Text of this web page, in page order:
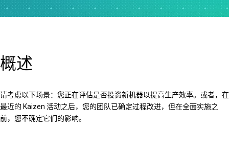
概述
请考虑以下场景：您正在评估是否投资新机器以提高生产效率。或者，在
最近的 Kaizen 活动之后，您的团队已确定过程改进，但在全面实施之
前，您不确定它们的影响。